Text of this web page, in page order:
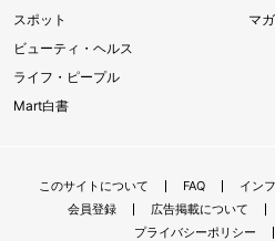
スポット
ビューティ・ヘルス
ライフ・ピープル
Mart白書
マ
このサイトについて FAQ イン
会員登録
広告掲載について
プライバシーポリシー